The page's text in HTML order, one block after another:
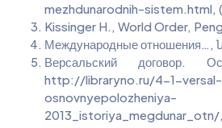
mezhdunarodnih-sistem.html,
Kissinger H., World Order,
Международные
Версальский договор.
http://libraryno.ru/4-1-
osnovnyepolozheniya-